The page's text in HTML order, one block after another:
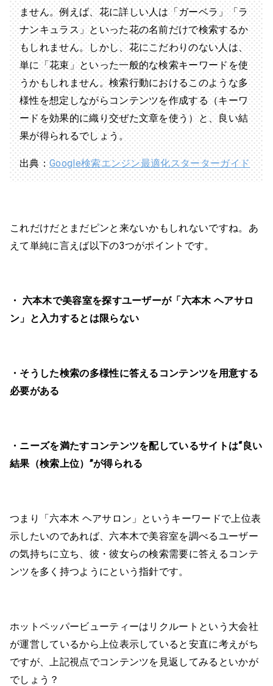
ません。例えば、花に詳しい人は「ガーベラ」「ラ
ナンキュラス」といった花の名前だけで検索するか
もしれません。しかし、花にこだわりのない人は、
単に「花束」といった一般的な検索キーワードを使
うかもしれません。検索行動におけるこのような多
様性を想定しながらコンテンツを作成する（キーワ
ードを効果的に織り交ぜた文章を使う）と、良い結
果が得られるでしょう。
出典：Google検索エンジン最適化スターターガイド
これだけだとまだピンと来ないかもしれないですね。あ
えて単純に言えば以下の3つがポイントです。
・ 六本木で美容室を探すユーザーが「六本木 ヘアサロ
ン」と入力するとは限らない
・そうした検索の多様性に答えるコンテンツを用意する
必要がある
・ニーズを満たすコンテンツを配しているサイトは“良い
結果（検索上位）”が得られる
つまり「六本木 ヘアサロン」というキーワードで上位表
示したいのであれば、六本木で美容室を調べるユーザー
の気持ちに立ち、彼・彼女らの検索需要に答えるコンテ
ンツを多く持つようにという指針です。
ホットペッパービューティーはリクルートという大会社
が運営しているから上位表示していると安直に考えがち
ですが、上記視点でコンテンツを見返してみるといかが
でしょう？